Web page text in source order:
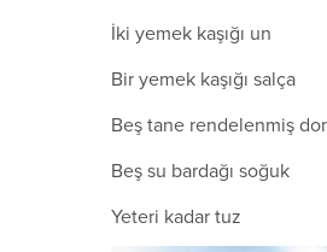
İki yemek kaşığı un
Bir yemek kaşığı salça
Beş tane rendelenmiş
Beş su bardağı soğuk
Yeteri kadar tuz